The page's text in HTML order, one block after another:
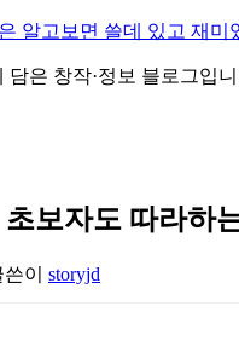
알고보면 쓸데 있고 재미
담은 창작·정보 블로그입
보자도 따라하
쓴이 storyjd